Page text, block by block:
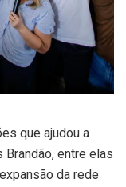
que ajudou a
Brandão, entre elas
da rede